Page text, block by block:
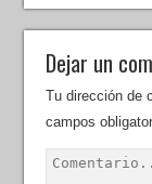
Dejar un
Tu dirección de
campos